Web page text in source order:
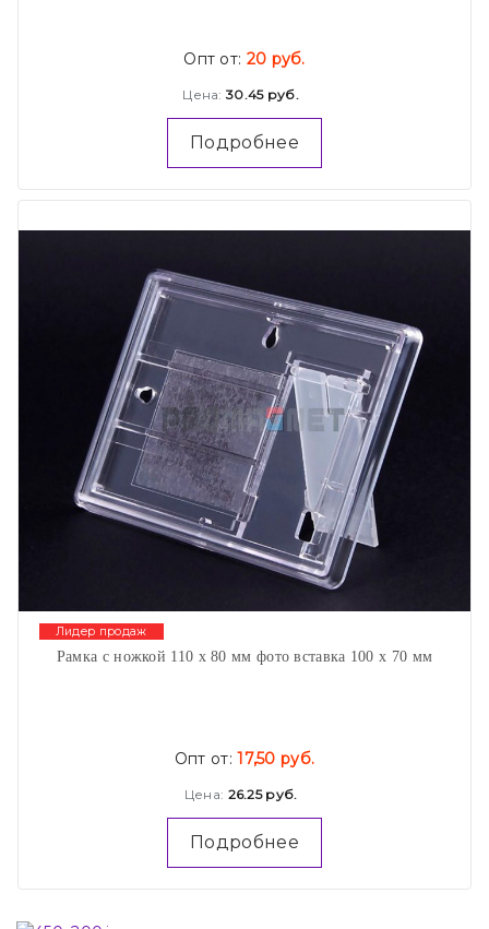
Опт от: 20 руб.
Цена: 30.45 руб.
Подробнее
Лидер продаж
Рамка с ножкой 110 х 80 мм фото вставка 100 х 70 мм
Опт от:17,50 руб.
Цена: 26.25 руб.
Подробнее